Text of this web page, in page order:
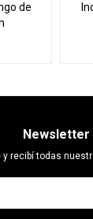
de
Newsletter
y recibí todas